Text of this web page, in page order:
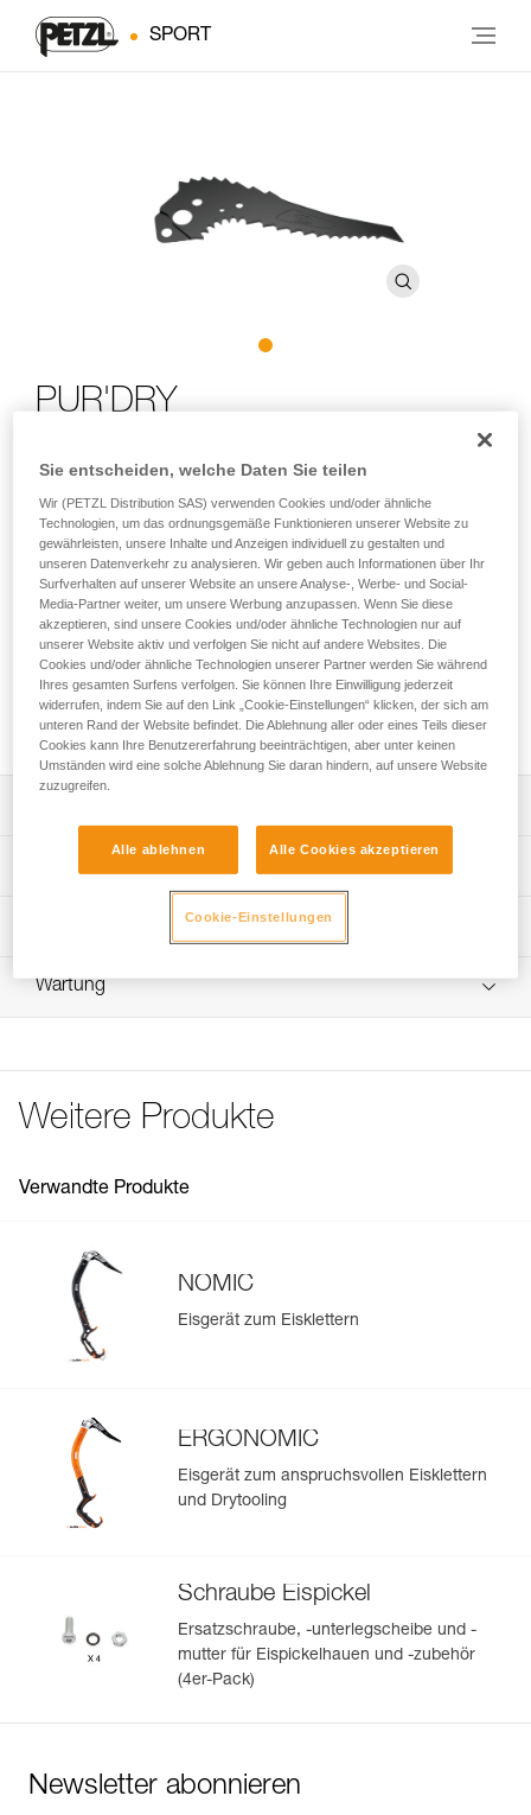
SPORT
PUR'DRY
Speziell zum Drytooling konzipierte Haue für die
Die für die Eisgeräte NOMIC und ERGONOMIC konzipierte
PUR'DRY-Haue ist ausschließlich zum Drytooling bestimmt.
Die Stärke der Haue (4 mm über die gesamte Länge)
gewährleistet eine hohe Torsionsfestigkeit. Das Design der
Zähne im unteren Bereich sorgt für effizienten Halt auf
kleinen Kanten und stabilen Halt des Eisgeräts beim
Handwechsel. Die Zähne an der Oberseite sind für
umgekehrte Positionen und zum Blockieren der Haue in
Rissen vorgesehen.
Speziell zum Drytooling konzipiert:
- Stärke von 4 mm über die gesamte Länge zur
- konzipiert für effizienten Halt an kleinen Kanten und
- Zähne an der Oberseite für umgekehrte Positionen und
zum Blockieren der Haue.
Zertifizierung(en): CE, UIAA
Kompatibel mit den Eisgeräten NOMIC und ERGONOMIC
Gewicht : 140 g
Technische Informationen
Das PDF herunterladen technical-notice-ice-axes-
accessories-1
Häufige Fragen
See all technical content
Wartung
Weitere Produkte
Verwandte Produkte
NOMIC
Eisgerät zum Eisklettern
ERGONOMIC
Eisgerät zum anspruchsvollen Eisklettern
und Drytooling
Schraube Eispickel
Ersatzschraube, -unterlegscheibe und -
mutter für Eispickelhauen und -zubehör
(4er-Pack)
Newsletter abonnieren
Sie entscheiden, welche Daten Sie teilen
Wir (PETZL Distribution SAS) verwenden Cookies und/oder ähnliche
Technologien, um das ordnungsgemäße Funktionieren unserer Website zu
gewährleisten, unsere Inhalte und Anzeigen individuell zu gestalten und
unseren Datenverkehr zu analysieren. Wir geben auch Informationen über Ihr
Surfverhalten auf unserer Website an unsere Analyse-, Werbe- und Social-
Media-Partner weiter, um unsere Werbung anzupassen. Wenn Sie diese
akzeptieren, sind unsere Cookies und/oder ähnliche Technologien nur auf
unserer Website aktiv und verfolgen Sie nicht auf andere Websites. Die
Cookies und/oder ähnliche Technologien unserer Partner werden Sie während
Ihres gesamten Surfens verfolgen. Sie können Ihre Einwilligung jederzeit
widerrufen, indem Sie auf den Link „Cookie-Einstellungen“ klicken, der sich am
unteren Rand der Website befindet. Die Ablehnung aller oder eines Teils dieser
Cookies kann Ihre Benutzererfahrung beeinträchtigen, aber unter keinen
Umständen wird eine solche Ablehnung Sie daran hindern, auf unsere Website
zuzugreifen.
Alle ablehnen Alle Cookies akzeptieren
Cookie-Einstellungen